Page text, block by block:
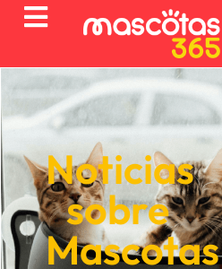
Noticias
sobre
Mascotas